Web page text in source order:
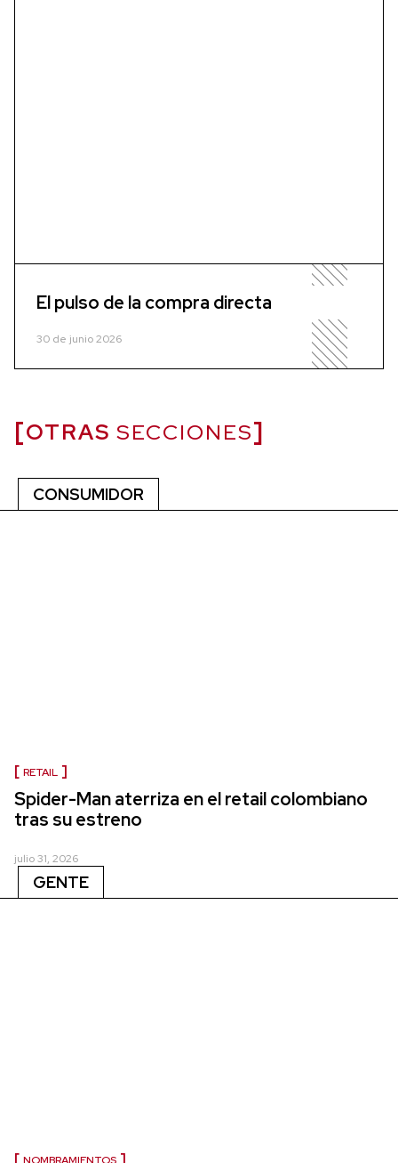
El pulso de la compra directa
30 de junio 2026
OTRAS SECCIONES
CONSUMIDOR
RETAIL
Spider-Man aterriza en el retail colombiano
tras su estreno
julio 31, 2026
GENTE